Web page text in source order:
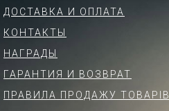
ДОСТАВКА И ОПЛАТА
КОНТАКТЫ
НАГРАДЫ
ГАРАНТИЯ И ВОЗВРАТ
ПРАВИЛА ПРОДАЖУ ТОВАРІВ